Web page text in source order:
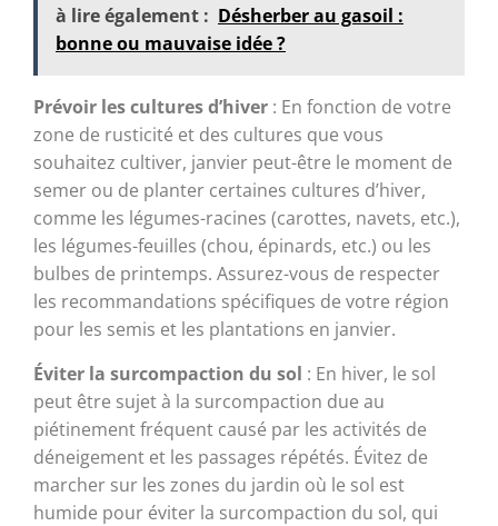
à lire également : Désherber au gasoil :
bonne ou mauvaise idée ?
Prévoir les cultures d’hiver : En fonction de votre
zone de rusticité et des cultures que vous
souhaitez cultiver, janvier peut-être le moment de
semer ou de planter certaines cultures d’hiver,
comme les légumes-racines (carottes, navets, etc.),
les légumes-feuilles (chou, épinards, etc.) ou les
bulbes de printemps. Assurez-vous de respecter
les recommandations spécifiques de votre région
pour les semis et les plantations en janvier.
Éviter la surcompaction du sol : En hiver, le sol
peut être sujet à la surcompaction due au
piétinement fréquent causé par les activités de
déneigement et les passages répétés. Évitez de
marcher sur les zones du jardin où le sol est
humide pour éviter la surcompaction du sol, qui